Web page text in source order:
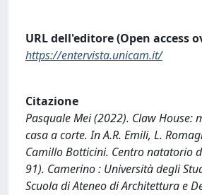
URL dell'editore (Open access
https://entervista.unicam.it/
Citazione
Pasquale Mei (2022). Claw House:
casa a corte. In A.R. Emili, L.
Camillo Botticini. Centro natatorio
91). Camerino : Università degli
Scuola di Ateneo di Architettura e